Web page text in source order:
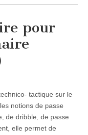
pour
tactique sur le
notions de passe
de dribble, de passe
elle permet de